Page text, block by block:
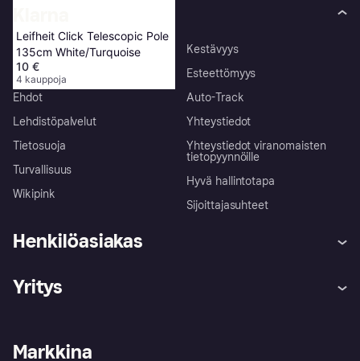
Leifheit Click Telescopic Pole
135cm White/Turquoise
10 €
4 kauppoja
Tietoja meistä
Töihin Klarnalle
Ehdot
Lehdistöpalvelut
Tietosuoja
Turvallisuus
Wikipink
Kestävyys
Esteettömyys
Auto-Track
Yhteystiedot
Yhteystiedot viranomaisten
tietopyynnöille
Hyvä hallintotapa
Sijoittajasuhteet
Henkilöasiakas
Kirjaudu sisään
Tutustu kauppoihin
Yritys
Kirjaudu sisään yrityksenä
Markkina